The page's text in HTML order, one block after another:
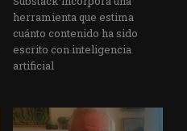
herramienta que estima
cuánto contenido ha sido
escrito con inteligencia
artificial